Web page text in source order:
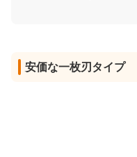
安価な一枚刃タイプ